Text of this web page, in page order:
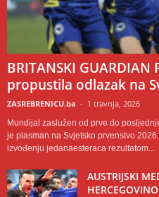
BRITANSKI
propustila odlazak na
ZASREBRENICU.ba - 1 travnja, 2026
Mundijal zaslužen od prve do
je plasman na Svjetsko prvenstvo
izvođenju jedanaesteraca rezultatom...
AUSTRIJSKI